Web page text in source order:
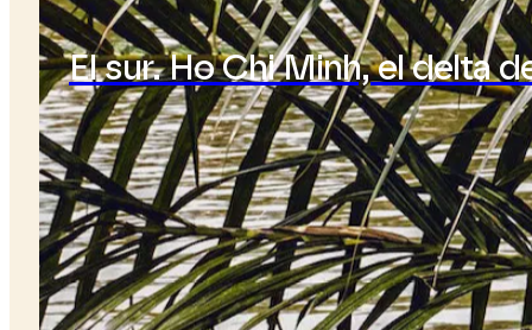
El sur. Ho Chi Minh, el delta